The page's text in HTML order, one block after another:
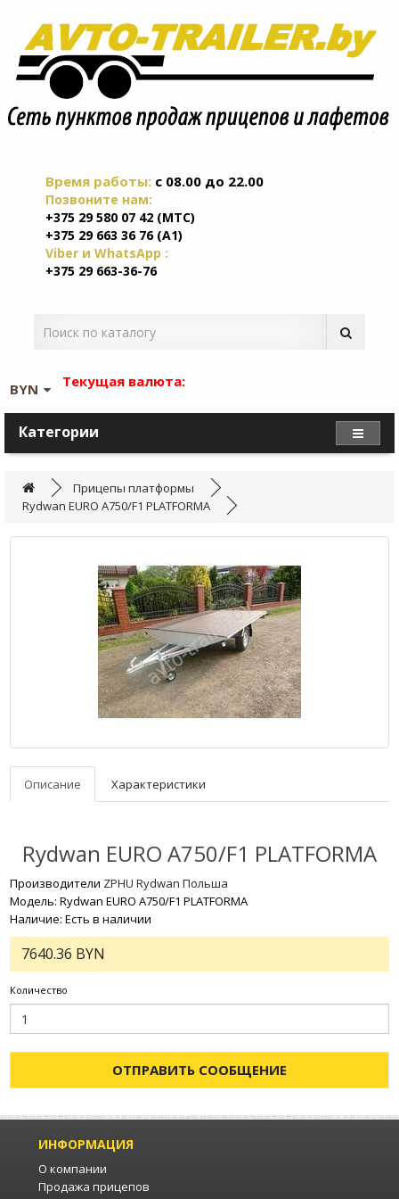
Время работы: c 08.00 до 22.00
Позвоните нам:
+375 29 580 07 42 (МТС)
+375 29 663 36 76 (А1)
Viber и WhatsApp :
+375 29 663-36-76
Текущая валюта:
BYN
Категории
Прицепы платформы
Rydwan EURO A750/F1 PLATFORMA
Описание Характеристики
Rydwan EURO A750/F1 PLATFORMA
Производители ZPHU Rydwan Польша
Модель: Rydwan EURO A750/F1 PLATFORMA
Наличие: Есть в наличии
7640.36 BYN
Количество
ОТПРАВИТЬ СООБЩЕНИЕ
ИНФОРМАЦИЯ
О компании
Продажа прицепов